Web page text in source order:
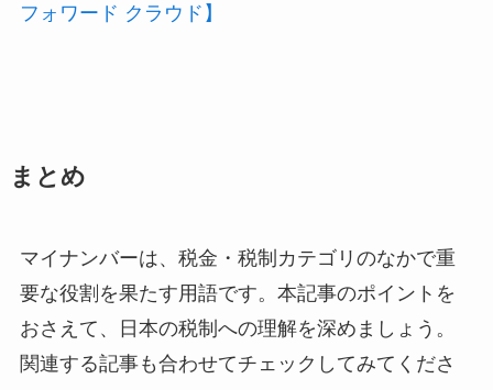
フォワード クラウド】
まとめ
マイナンバーは、税金・税制カテゴリのなかで重
要な役割を果たす用語です。本記事のポイントを
おさえて、日本の税制への理解を深めましょう。
関連する記事も合わせてチェックしてみてくださ